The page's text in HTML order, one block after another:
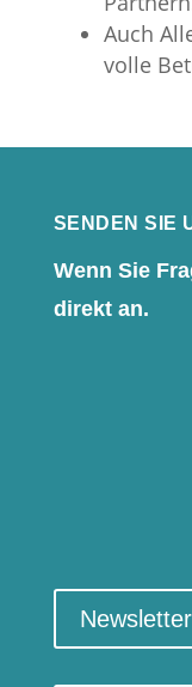
Auch
volle
SENDEN SIE
Wenn Sie
direkt an.